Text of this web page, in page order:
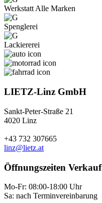
Werkstatt Alle Marken
Spenglerei
Lackiererei
LIETZ-Linz GmbH
Sankt-Peter-Straße 21
4020 Linz
+43 732 307665
linz@lietz.at
Öffnungszeiten Verkauf
Mo-Fr: 08:00-18:00 Uhr
Sa: nach Terminvereinbarung